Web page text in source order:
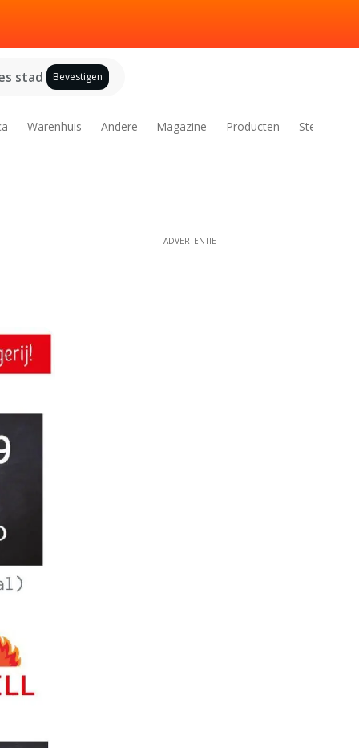
stad Bevestigen
Warenhuis Andere Magazine Producten Steden
ADVERTENTIE